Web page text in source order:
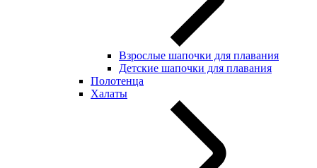
Взрослые шапочки для плавания
Детские шапочки для плавания
Полотенца
Халаты